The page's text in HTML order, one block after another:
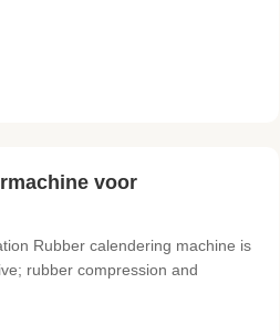
voor
Rubber calendering machine is
rubber compression and